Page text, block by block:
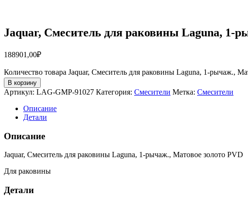
Jaquar, Смеситель для раковины Laguna, 1-
188901,00₽
Количество товара Jaquar, Смеситель для раковины Laguna, 1-рычаж.,
В корзину
Артикул: LAG-GMP-91027 Категория: Смесители Метка: Смесители
Описание
Детали
Описание
Jaquar, Смеситель для раковины Laguna, 1-рычаж., Матовое золото PVD
Для раковины
Детали